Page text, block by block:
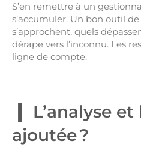
S’en remettre à un
s’accumuler. Un bon outil
s’approchent, quels
dérape vers l’inconnu. Les
ligne de compte.
L’analyse
ajoutée ?